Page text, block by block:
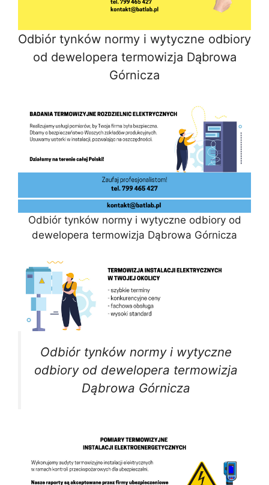
Odbiór tynków normy i wytyczne odbiory
od dewelopera termowizja Dąbrowa
Górnicza
Odbiór tynków normy i wytyczne odbiory od
dewelopera termowizja Dąbrowa Górnicza
Odbiór tynków normy i wytyczne
odbiory od dewelopera termowizja
Dąbrowa Górnicza